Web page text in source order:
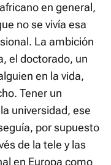
en general,
no se vivía esa
La ambición
el doctorado, un
en la vida,
Tener un
universidad, ese
por supuesto
de la tele y las
en Europa como